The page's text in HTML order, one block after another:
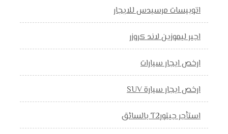
اتوبيسات مرسيدس للايجار
اجير ليموزين لاند كروزر
ارخص ايجار سيارات
ارخص ايجار سيارة SUV
استأجر جيتورT2 بالسائق